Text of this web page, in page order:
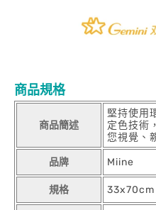
商品規格
商品簡述
堅持使用
定色技術
您視覺、
品牌 Miine
規格 33x70cm